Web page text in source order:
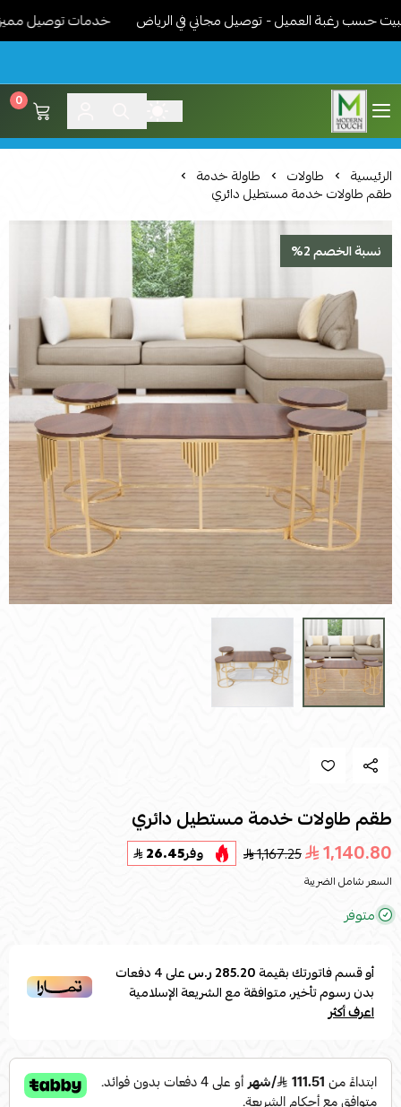
رغبة العميل - توصيل مجاني في الرياض خدمات توصيل مميزة -
اثاث مودرن لمسة عصرية
0
الرئيسية طاولات طاولة خدمة
طقم طاولات خدمة مستطيل دائري
نسبة الخصم 2%
طقم طاولات خدمة مستطيل دائري
1,140.80
1,167.25 وفر26.45
السعر شامل الضريبة
متوفر
أو قسم فاتورتك بقيمة285.20 ر.س على4دفعات
بدون رسوم تأخير، متوافقة مع الشريعة الإسلامية
اعرف أكثر